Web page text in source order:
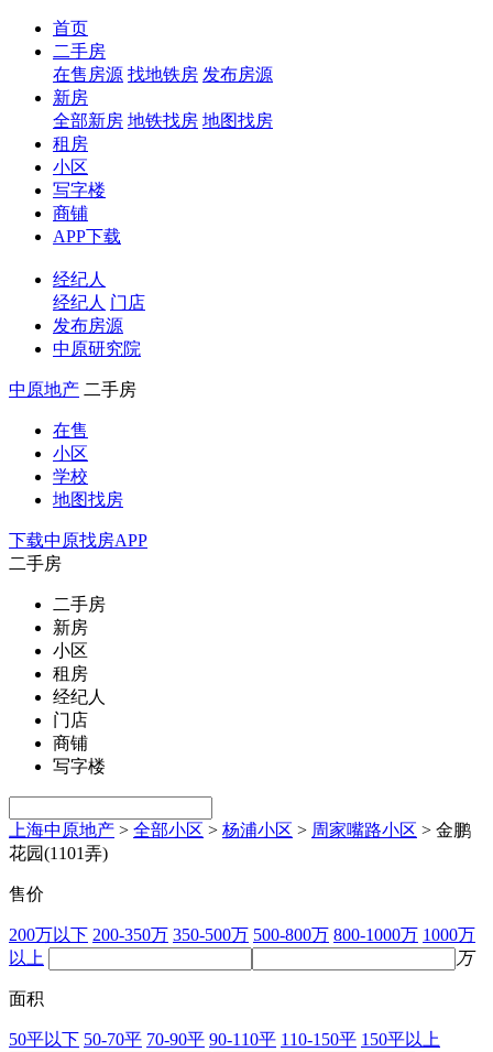
首页
二手房
在售房源 找地铁房 发布房源
新房
全部新房 地铁找房 地图找房
租房
小区
写字楼
商铺
APP下载
经纪人
经纪人 门店
发布房源
中原研究院
中原地产 二手房
在售
小区
学校
地图找房
下载中原找房APP
二手房
二手房
新房
小区
租房
经纪人
门店
商铺
写字楼
上海中原地产 > 全部小区 > 杨浦小区 > 周家嘴路小区 > 金鹏
花园(1101弄)
售价
200万以下 200-350万 350-500万 500-800万 800-1000万 1000万
以上
万
面积
50平以下 50-70平 70-90平 90-110平 110-150平 150平以上